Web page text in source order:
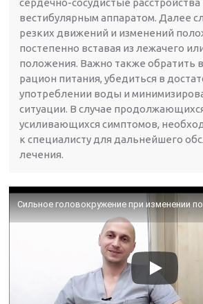
вестибулярным аппаратом. Далее
резких движений и изменений
постепенно вставая из лежачего
положения. Важно также обратить
рацион питания, убедиться в
употреблении воды и
ситуации. В случае
усиливающихся симптомов,
к специалисту для дальнейшего
лечения.